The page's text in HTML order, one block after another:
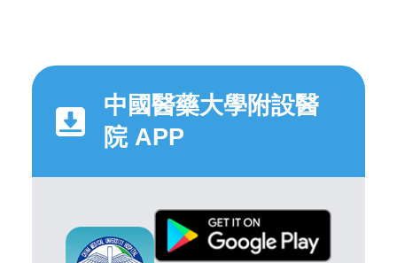
中國醫藥大學附設醫
院 APP